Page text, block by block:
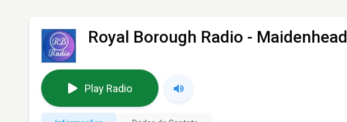
Royal Borough Radio - Maidenhead
Play Radio